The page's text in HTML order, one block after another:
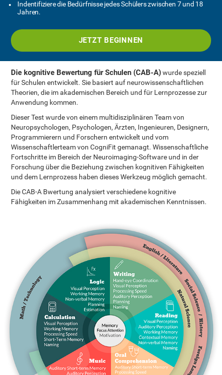
Indentifiziere die Bedürfnisse jedes Schülers zwischen 7 und 18
Jahren.
JETZT BEGINNEN
Die kognitive Bewertung für Schulen (CAB-A)wurde speziell
für Schulen entwickelt. Sie basiert auf neurowissenschaftlichen
Theorien, die im akademischen Bereich und für Lernprozesse zur
Anwendung kommen.
Dieser Test wurde von einem multidisziplinären Team von
Neuropsychologen, Psychologen, Ärzten, Ingenieuren, Designern,
Programmierern und Forschern entwickelt und vom
Wissenschaftlerteam von CogniFit gemanagt. Wissenschaftliche
Fortschritte im Bereich der Neuroimaging-Software und in der
Forschung über die Beziehung zwischen kognitiven Fähigkeiten
und dem Lernprozess haben dieses Werkzeug möglich gemacht.
Die CAB-A Bwertung analysiert verschiedene kognitive
Fähigkeiten im Zusammenhang mit akademischen Kenntnissen.